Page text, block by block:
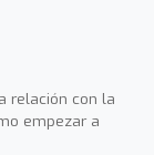
relación con la
empezar a